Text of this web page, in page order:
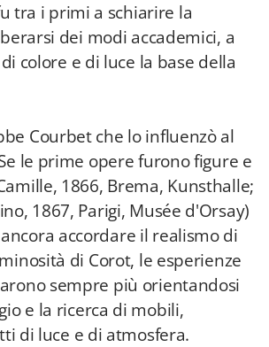
tra i primi a schiarire la
dei modi accademici, a
colore e di luce la base della
Courbet che lo influenzò al
le prime opere furono figure e
1866, Brema, Kunsthalle;
1867, Parigi, Musée d'Orsay)
accordare il realismo di
di Corot, le esperienze
sempre più orientandosi
e la ricerca di mobili,
di luce e di atmosfera.